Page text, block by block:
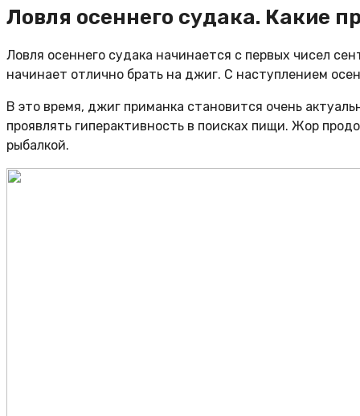
Ловля осеннего судака. Какие
Ловля осеннего судака начинается с первых чисел
начинает отлично брать на джиг. С наступлением
В это время, джиг приманка становится очень
проявлять гиперактивность в поисках пищи. Жор
рыбалкой.